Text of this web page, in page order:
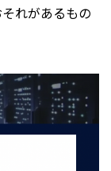
れがあるもの